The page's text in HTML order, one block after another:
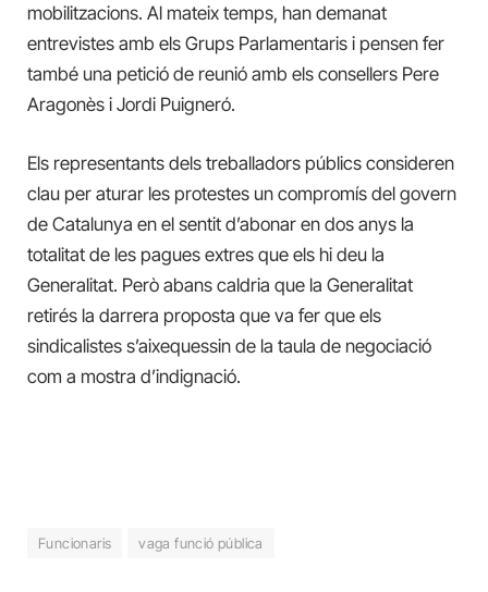
mobilitzacions. Al mateix temps, han demanat
entrevistes amb els Grups Parlamentaris i pensen fer
també una petició de reunió amb els consellers Pere
Aragonès i Jordi Puigneró.
Els representants dels treballadors públics consideren
clau per aturar les protestes un compromís del govern
de Catalunya en el sentit d’abonar en dos anys la
totalitat de les pagues extres que els hi deu la
Generalitat. Però abans caldria que la Generalitat
retirés la darrera proposta que va fer que els
sindicalistes s’aixequessin de la taula de negociació
com a mostra d’indignació.
Funcionaris vaga funció pública